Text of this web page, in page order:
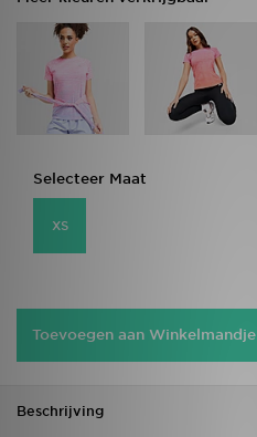
Selecteer Maat
XS
Toevoegen aan Winkelmandje
Beschrijving